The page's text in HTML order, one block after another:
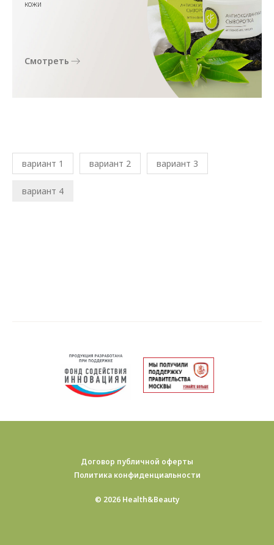
кожи
Смотреть
вариант 1 вариант 2 вариант 3
вариант 4
Договор публичной оферты
Политика конфиденциальности
© 2026 Health&Beauty